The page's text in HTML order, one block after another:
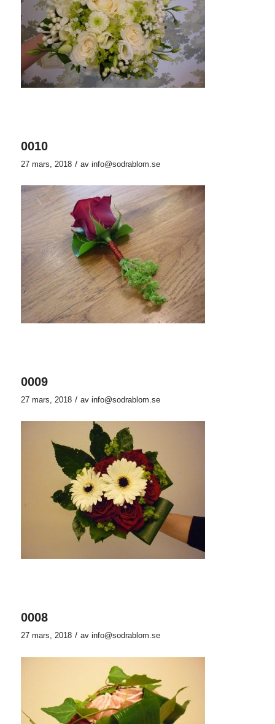
0010
27 mars, 2018 / av info@sodrablom.se
0009
27 mars, 2018 / av info@sodrablom.se
0008
27 mars, 2018 / av info@sodrablom.se